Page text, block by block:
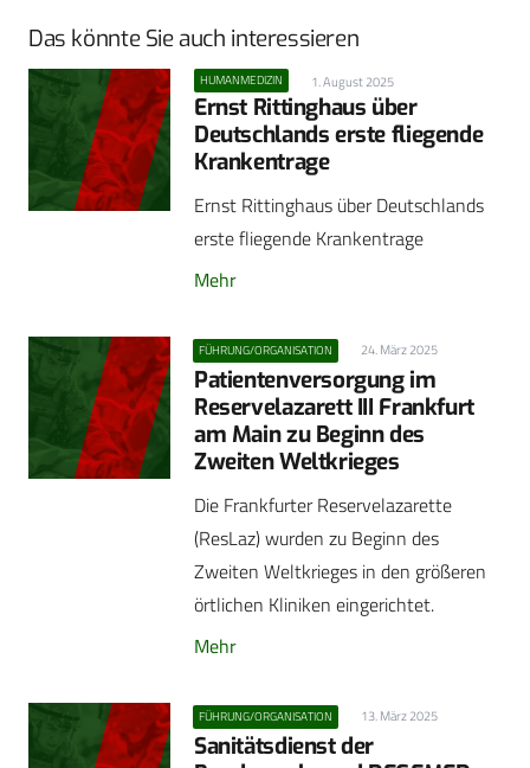
Das könnte Sie auch interessieren
HUMANMEDIZIN 1. August 2025
Ernst Rittinghaus über
Deutschlands erste fliegende
Krankentrage
Ernst Rittinghaus über Deutschlands
erste fliegende Krankentrage
Mehr
FÜHRUNG/ORGANISATION 24. März 2025
Patientenversorgung im
Reservelazarett III Frankfurt
am Main zu Beginn des
Zweiten Weltkrieges
Die Frankfurter Reservelazarette
(ResLaz) wurden zu Beginn des
Zweiten Weltkrieges in den größeren
örtlichen Kliniken eingerichtet.
Mehr
FÜHRUNG/ORGANISATION 13. März 2025
Sanitätsdienst der